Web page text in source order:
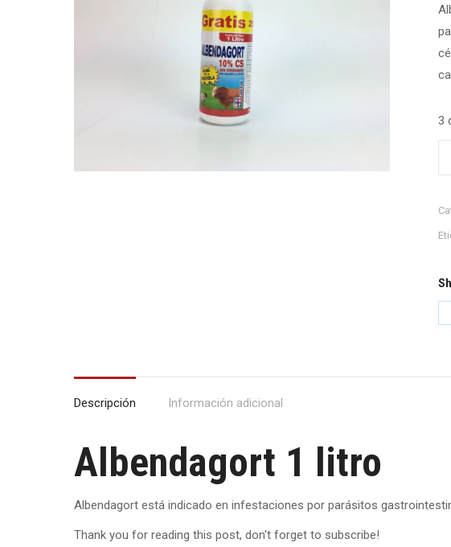
3
1
Descripción Información adicional
Albendagort 1 litro
Albendagort está indicado en infestaciones por parásitos
Thank you for reading this post, don't forget to subscribe!